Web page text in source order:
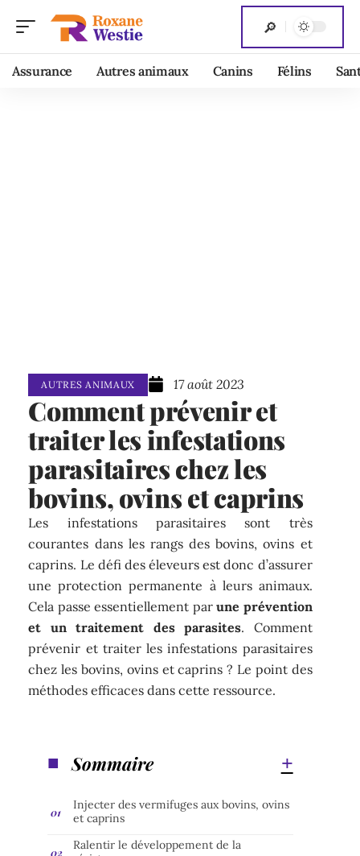
Assurance Autres animaux Canins Félins
AUTRES ANIMAUX 17 août 2023
Comment prévenir et
traiter les infestations
parasitaires chez les
bovins, ovins et caprins
Les infestations parasitaires sont très
courantes dans les rangs des bovins, ovins et
caprins. Le défi des éleveurs est donc d’assurer
une protection permanente à leurs animaux.
Cela passe essentiellement parune prévention
et un traitement des parasites. Comment
prévenir et traiter les infestations parasitaires
chez les bovins, ovins et caprins ? Le point des
méthodes efficaces dans cette ressource.
Sommaire
Injecter des vermifuges aux bovins, ovins
et caprins
Ralentir le développement de la